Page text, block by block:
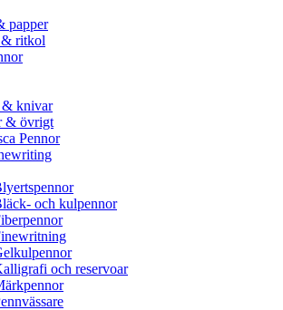
papper
ritkol
& knivar
& övrigt
Pennor
och kulpennor
och reservoar